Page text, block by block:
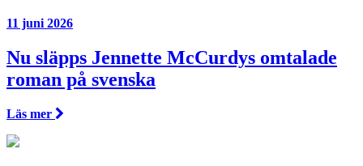
11 juni 2026
Nu släpps Jennette McCurdys omtalade
roman på svenska
Läs mer